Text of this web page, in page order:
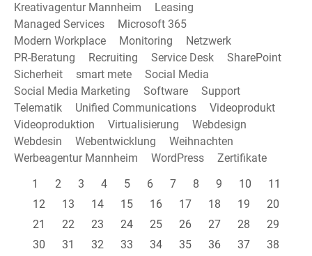
Kreativagentur Mannheim
Leasing
Managed Services
Microsoft 365
Modern Workplace
Monitoring
Netzwerk
PR-Beratung
Recruiting Service Desk
SharePoint
Sicherheit
smart mete
Social Media
Social Media Marketing
Software
Support
Telematik
Unified Communications
Videoprodukt
Videoproduktion
Virtualisierung
Webdesign
Webdesin
Webentwicklung
Weihnachten
Werbeagentur Mannheim
WordPress
Zertifikate
1
2 3 4 5 6 7 8 9 10
11
12
13 14 15 16 17 18 19
20
21
22 23 24 25 26 27 28
29
30
31 32 33 34 35 36 37
38